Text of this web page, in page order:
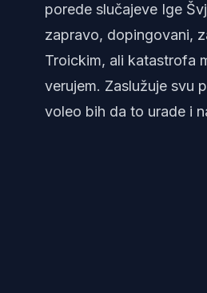
porede slučajeve Ige
zapravo, dopingovani,
Troickim, ali katastrofa
verujem. Zaslužuje svu
voleo bih da to urade i